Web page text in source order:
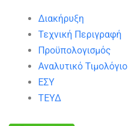
Διακήρυξη
Τεχνική Περιγραφή
Προϋπολογισμός
Αναλυτικό Τιμολόγιο
ΕΣΥ
ΤΕΥΔ